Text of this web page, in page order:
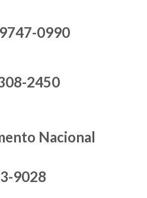
0990
2450
Nacional
9028